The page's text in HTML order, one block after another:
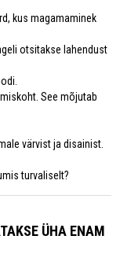
kus magamaminek
otsitakse lahendust
See mõjutab
värvist ja disainist.
turvaliselt?
ÜHA ENAM